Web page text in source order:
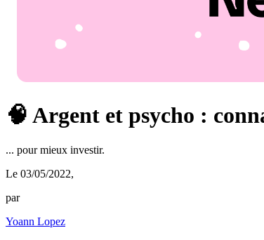
🧠 Argent et psycho :
... pour mieux investir.
Le 03/05/2022,
par
Yoann Lopez